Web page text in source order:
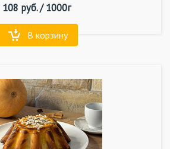
108 руб. /1000г
В корзину